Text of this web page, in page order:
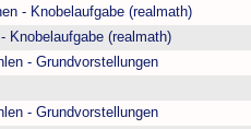
- Knobelaufgabe (realmath)
Knobelaufgabe (realmath)
- Grundvorstellungen
- Grundvorstellungen